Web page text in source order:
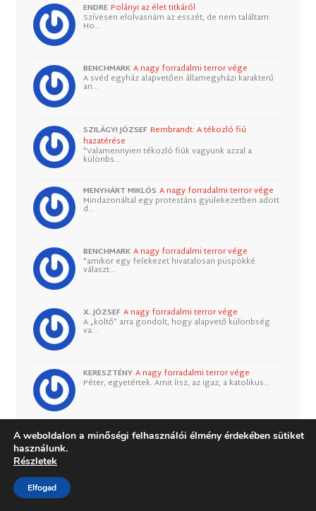
ENDRE Polányi az élet titkáról
Szívesen elolvasnám az esszét, de nem találtam.
Ho…
BENCHMARK A nagy forradalmi terror vége
A svéd egyház alapvetően államegyházi karakterű
an…
SZILÁGYI JÓZSEF Rembrandt: A tékozló fiú
hazatérése
"Valamennyien tékozló fiúk vagyunk azzal a
különbs…
MENYHÁRT MIKLÓS A nagy forradalmi terror vége
Mindazonáltal egy protestáns gyülekezetben adott
d…
BENCHMARK A nagy forradalmi terror vége
"amikor egy felekezet hivatalosan püspökké
választ…
X. JÓZSEF A nagy forradalmi terror vége
A „költő” arra gondolt, hogy alapvető különbség
va…
KERESZTÉNY A nagy forradalmi terror vége
Péter, egyetértek. Amit írsz, az igaz, a katolikus…
CÍMKÉK
1Móz
A weboldalon a minőségi felhasználói élmény érdekében sütiket
használunk.
Részletek
Elfogad